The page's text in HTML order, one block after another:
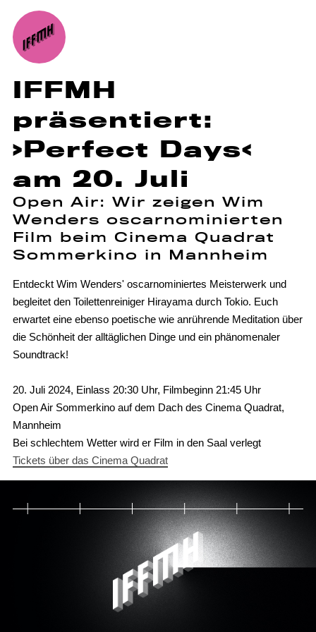
IFFMH
präsentiert:
›Perfect Days‹
am 20. Juli
Open Air: Wir zeigen Wim
Wenders oscarnominierten
Film beim Cinema Quadrat
Sommerkino in Mannheim
Entdeckt Wim Wenders' oscarnominiertes Meisterwerk und
begleitet den Toilettenreiniger Hirayama durch Tokio. Euch
erwartet eine ebenso poetische wie anrührende Meditation über
die Schönheit der alltäglichen Dinge und ein phänomenaler
Soundtrack!
20. Juli 2024, Einlass 20:30 Uhr, Filmbeginn 21:45 Uhr
Open Air Sommerkino auf dem Dach des Cinema Quadrat,
Mannheim
Bei schlechtem Wetter wird er Film in den Saal verlegt
Tickets über das Cinema Quadrat